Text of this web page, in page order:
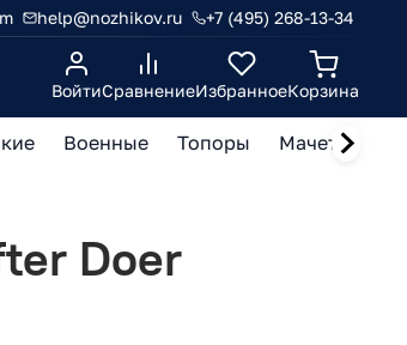
help@nozhikov.ru +7 (495) 268-13-34
ВойтиСравнениеИзбранноеКорзина
Военные Топоры Мачете,
Doer